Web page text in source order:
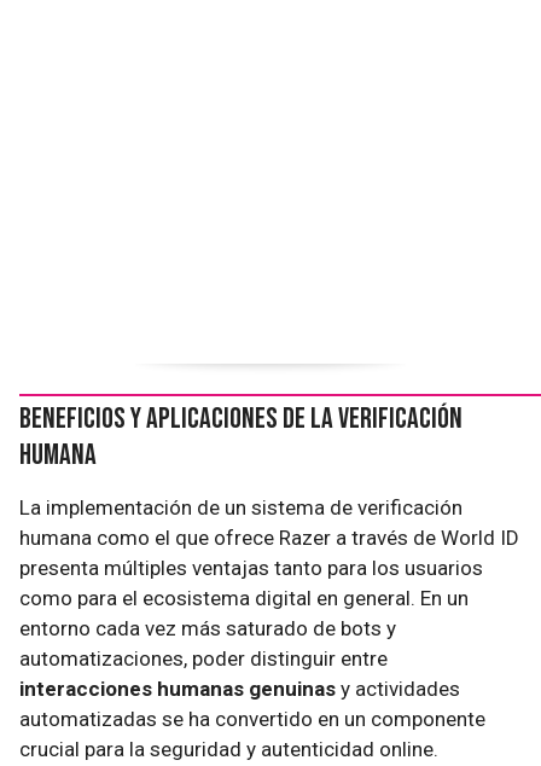
Beneficios y Aplicaciones de la Verificación
Humana
La implementación de un sistema de verificación
humana como el que ofrece Razer a través de World ID
presenta múltiples ventajas tanto para los usuarios
como para el ecosistema digital en general. En un
entorno cada vez más saturado de bots y
automatizaciones, poder distinguir entre
interacciones humanas genuinas y actividades
automatizadas se ha convertido en un componente
crucial para la seguridad y autenticidad online.